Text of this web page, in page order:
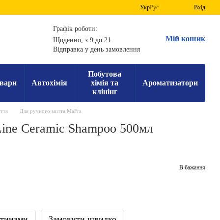
УкрРус Вхід
Графік роботи:
Щоденно, з 9 до 21
Відправка у день замовлення
Мій кошик
Автохімія
Побутова
хімія та
клінінг
Ароматизатори
Для ручного миття MaFra
Ceramic Shampoo 500мл
В бажання